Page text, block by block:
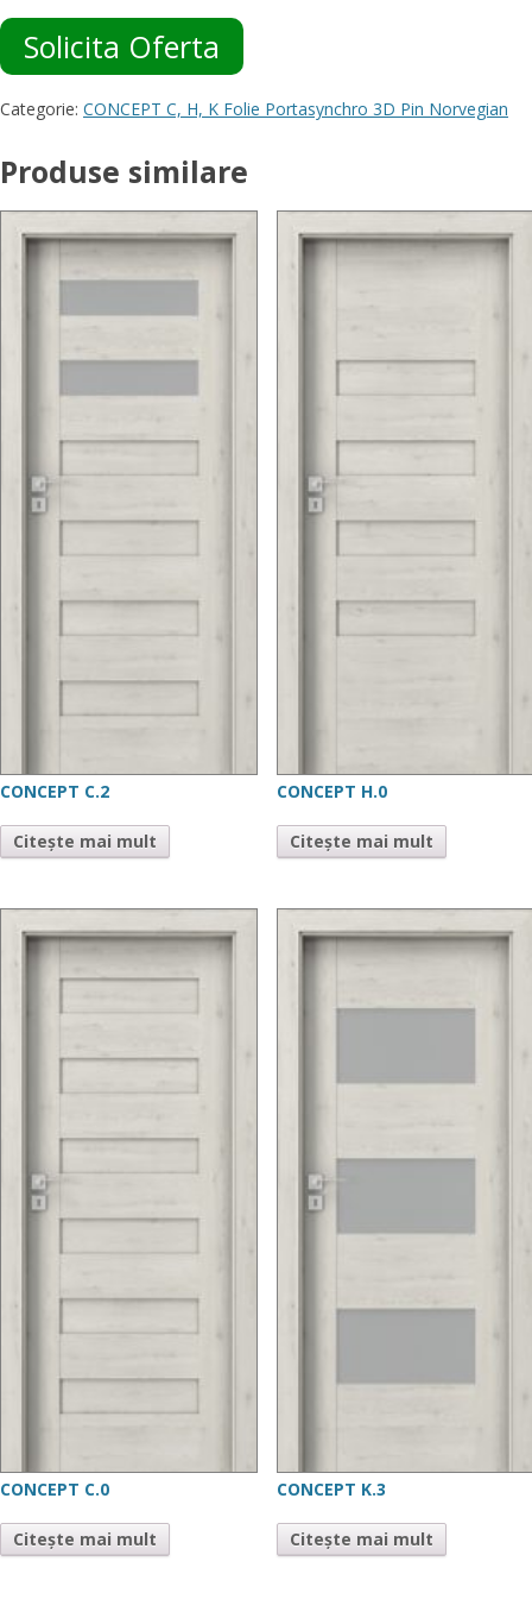
Solicita Oferta
Categorie: CONCEPT C, H, K Folie Portasynchro 3D Pin Norvegian
Produse similare
CONCEPT C.2
Citește mai mult
CONCEPT H.0
Citește mai mult
CONCEPT C.0
Citește mai mult
CONCEPT K.3
Citește mai mult